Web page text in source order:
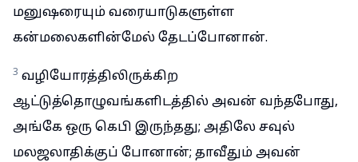
மனுஷரையும் வரையாடுகளுள்ள
கன்மலைகளின்மேல் தேடப்போனான்.
3 வழியோரத்திலிருக்கிற
ஆட்டுத்தொழுவங்களிடத்தில் அவன் வந்தபோது,
அங்கே ஒரு கெபி இருந்தது; அதிலே சவுல்
மலஜலாதிக்குப் போனான்; தாவீதும் அவன்